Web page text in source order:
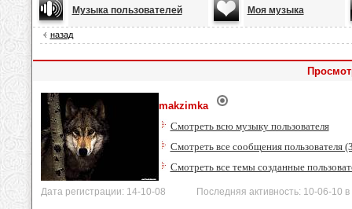
Музыка пользователей Моя музыка
назад
makzimka
Смотреть всю музыку пользователя
Смотреть все сообщения пользователя
Смотреть все темы созданные
Дата регистрации: 14-10-08 Последняя активность: 10-06-10 в